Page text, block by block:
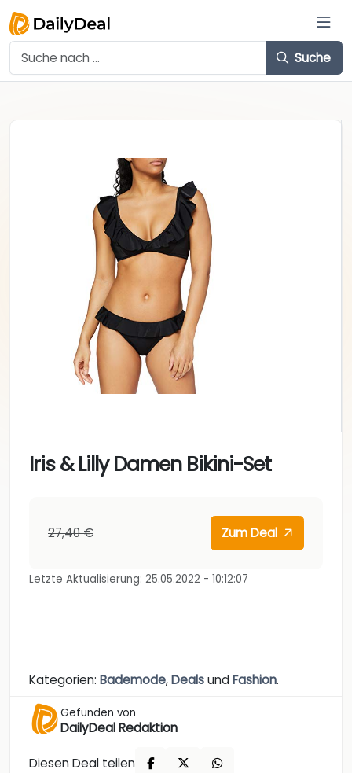
Suche
Iris & Lilly Damen Bikini-Set
27,40 € Zum Deal
Letzte Aktualisierung: 25.05.2022 - 10:12:07
Kategorien: Bademode,DealsundFashion.
Gefunden von
DailyDeal Redaktion
Diesen Deal teilen